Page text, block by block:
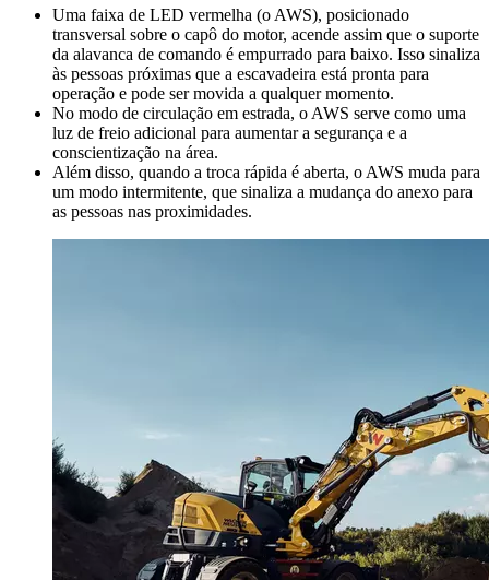
Uma faixa de LED vermelha (o AWS), posicionado
transversal sobre o capô do motor, acende assim que o suporte
da alavanca de comando é empurrado para baixo. Isso sinaliza
às pessoas próximas que a escavadeira está pronta para
operação e pode ser movida a qualquer momento.
No modo de circulação em estrada, o AWS serve como uma
luz de freio adicional para aumentar a segurança e a
conscientização na área.
Além disso, quando a troca rápida é aberta, o AWS muda para
um modo intermitente, que sinaliza a mudança do anexo para
as pessoas nas proximidades.